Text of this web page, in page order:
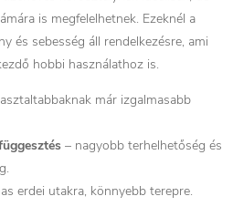
is megfelelhetnek. Ezeknél a
és sebesség áll rendelkezésre, ami
hobbi használathoz is.
már izgalmasabb
– nagyobb terhelhetőség és
erdei utakra, könnyebb terepre.